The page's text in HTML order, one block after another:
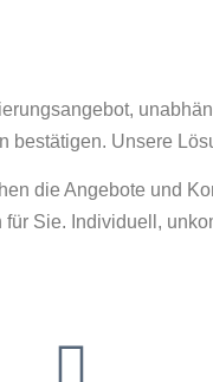
bestätigen. Unsere
die Angebote und
Sie. Individuell,